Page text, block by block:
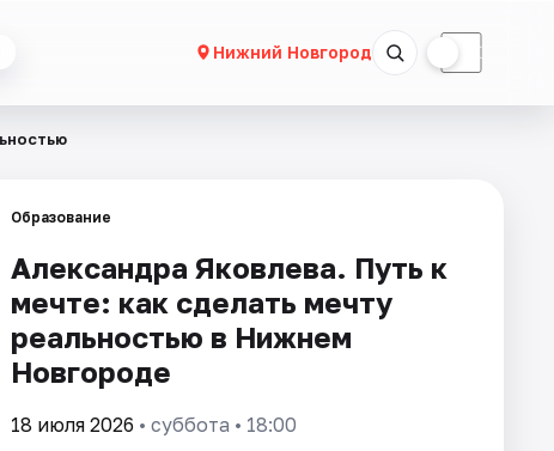
Нижний Новгород ☾
Образование
Александра Яковлева. Путь к
мечте: как сделать мечту
реальностью в Нижнем
Новгороде
18 июля 2026 • суббота • 18:00